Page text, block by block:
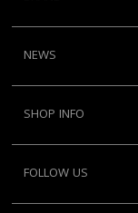
NEWS
SHOP INFO
FOLLOW US